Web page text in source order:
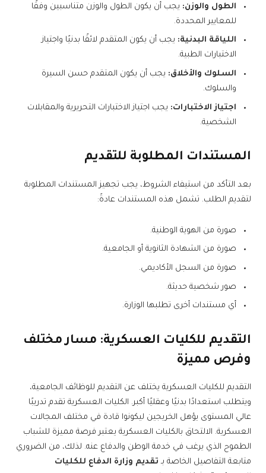
الطول والوزن: يجب أن يكون الطول والوزن متناسبين وفقًا
للمعايير المحددة.
اللياقة البدنية: يجب أن يكون المتقدم لائقًا بدنيًا واجتياز
الاختبارات الطبية.
السلوك والأخلاق: يجب أن يكون المتقدم حسن السيرة
والسلوك.
اجتياز الاختبارات: يجب اجتياز الاختبارات التحريرية والمقابلات
الشخصية.
المستندات المطلوبة للتقديم
بعد التأكد من استيفاء الشروط، يجب تجهيز المستندات المطلوبة
لتقديم الطلب. تشمل هذه المستندات عادةً:
صورة من الهوية الوطنية.
صورة من الشهادة الثانوية أو الجامعية.
صورة من السجل الأكاديمي.
صور شخصية حديثة.
أي مستندات أخرى تطلبها الوزارة.
التقديم للكليات العسكرية: مسار مختلف
وفرص مميزة
التقديم للكليات العسكرية يختلف عن التقديم للوظائف الجامعية،
ويتطلب استعدادًا بدنيًا وعقليًا أكبر. الكليات العسكرية تقدم تدريبًا
عالي المستوى يؤهل الخريجين ليكونوا قادة في مختلف المجالات
العسكرية. الالتحاق بالكليات العسكرية يعتبر فرصة مميزة للشباب
الطموح الذي يرغب في خدمة الوطن والدفاع عنه. لذلك، من الضروري
متابعة التفاصيل الخاصة بـ تقديم وزارة الدفاع للكليات